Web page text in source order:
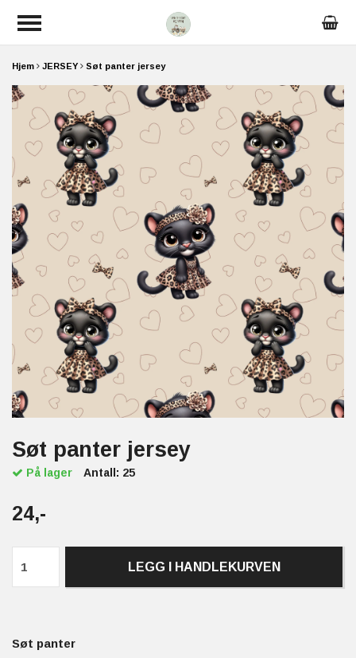
Hjem JERSEY Søt panter jersey
Søt panter jersey
På lager Antall: 25
24,-
LEGG I HANDLEKURVEN
Søt panter